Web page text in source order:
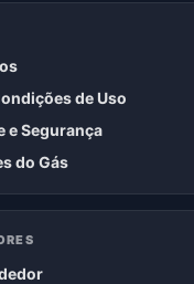
de Uso
e Segurança
do Gás